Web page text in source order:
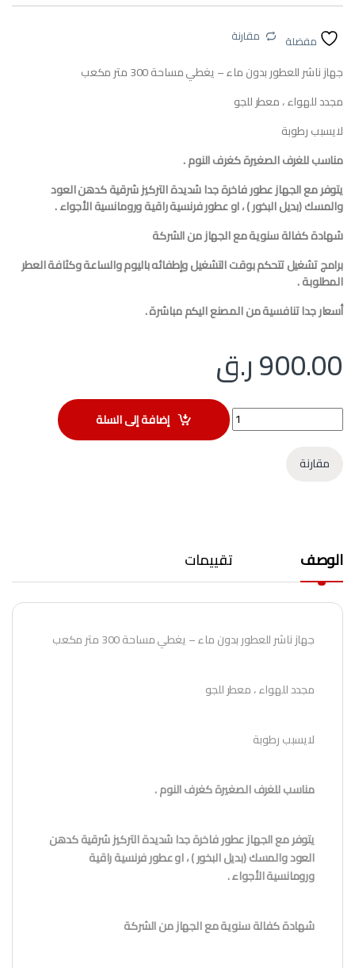
مفضلة مقارنة
جهاز ناشر للعطور بدون ماء – يغطي مساحة 300 متر مكعب
مجدد للهواء ، معطر للجو
لايسبب رطوبة
مناسب للغرف الصغيرة كغرف النوم .
يتوفر مع الجهاز عطور فاخرة جدا شديدة التركيز شرقية كدهن العود
والمسك (بديل البخور ) ، او عطور فرنسية راقية ورومانسية الأجواء .
شهادة كفالة سنوية مع الجهاز من الشركة
برامج تشغيل تتحكم بوقت التشغيل وإطفائه باليوم والساعة وكثافة العطر
المطلوبة .
أسعار جدا تنافسية من المصنع اليكم مباشرة .
900.00ر.ق
جهاز ناشر للعطور بدون ماء - يغطي مساحة 300 متر مكعب quantityإضافة إلى السلة
مقارنة
الوصف تقييمات
جهاز ناشر للعطور بدون ماء – يغطي مساحة 300 متر مكعب
مجدد للهواء ، معطر للجو
لايسبب رطوبة
مناسب للغرف الصغيرة كغرف النوم .
يتوفر مع الجهاز عطور فاخرة جدا شديدة التركيز شرقية كدهن
العود والمسك (بديل البخور ) ، او عطور فرنسية راقية
ورومانسية الأجواء .
شهادة كفالة سنوية مع الجهاز من الشركة